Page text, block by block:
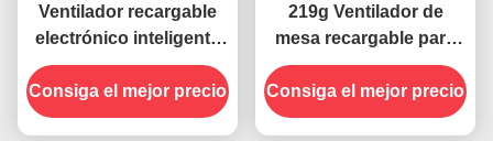
Ventilador recargable
electrónico inteligente
para estado sólido y
repelente contra
moscas
Consiga el mejor precio
219g Ventilador de
mesa recargable para
mosquitos de interior
Repelente de moscas
atrapadora de moscas
Consiga el mejor precio